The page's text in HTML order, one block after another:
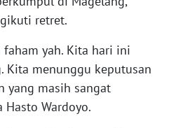
retret.
faham yah. Kita hari ini
Kita menunggu keputusan
yang masih sangat
Hasto Wardoyo.